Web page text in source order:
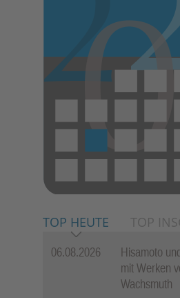
TOP HEUTE TOP
06.08.2026
Hisamoto
mit Werken
Wachsmuth